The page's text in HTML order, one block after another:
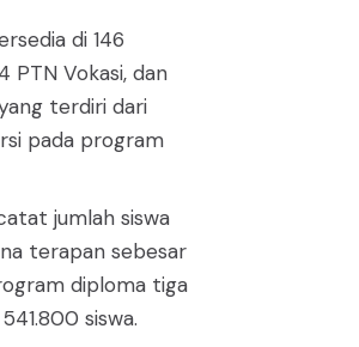
di 146
PTN Vokasi, dan
terdiri dari
pada program
jumlah siswa
terapan sebesar
diploma tiga
siswa.